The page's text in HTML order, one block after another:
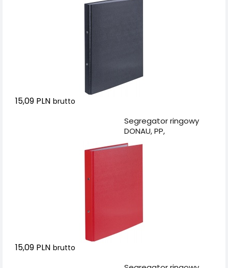
15,09 PLN brutto
Segregator ringowy
DONAU, PP,
A4/2R/20mm,
15,09 PLN brutto